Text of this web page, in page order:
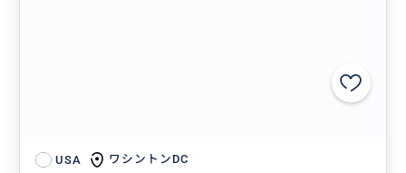
USA ワシントンDC